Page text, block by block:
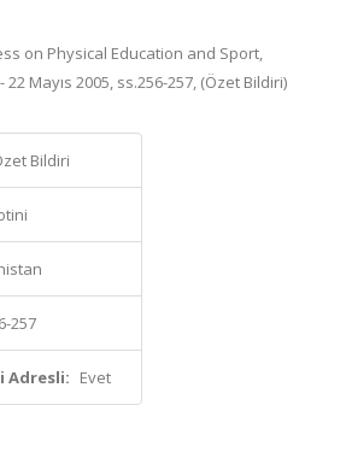
on Physical Education and Sport,
Mayıs 2005, ss.256-257, (Özet Bildiri)
Bildiri
257
Adresli: Evet